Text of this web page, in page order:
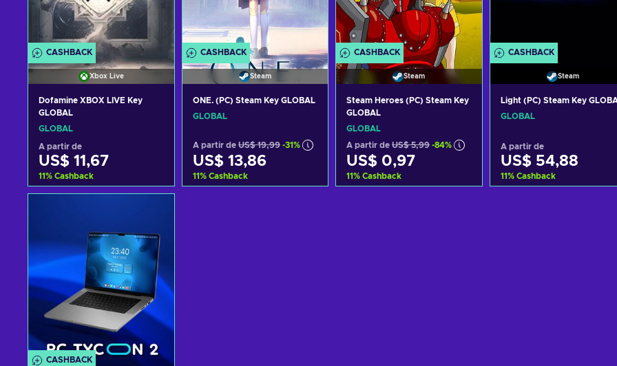
CASHBACK
Xbox Live
Dofamine XBOX LIVE Key
GLOBAL
GLOBAL
A partir de
US$ 11,67
11% Cashback
Consultar ofertas
CASHBACK
Steam
ONE. (PC) Steam Key GLOBAL
GLOBAL
A partir de US$ 19,99 -31%
US$ 13,86
11% Cashback
CASHBACK
Steam
Steam Heroes (PC) Steam Key
GLOBAL
GLOBAL
A partir de US$ 5,99 -84%
US$ 0,97
11% Cashback
CASHBACK
Steam
Light (PC) Steam Key
GLOBAL
A partir de
US$ 54,88
11% Cashback
CASHBACK